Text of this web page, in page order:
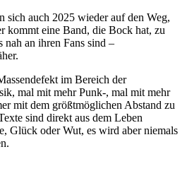
auch 2025 wieder auf den Weg,
kommt eine Band, die Bock hat, zu
nah an ihren Fans sind –
im Bereich der
mal mit mehr Punk-, mal mit mehr
mit dem größtmöglichen Abstand zu
sind direkt aus dem Leben
Glück oder Wut, es wird aber niemals